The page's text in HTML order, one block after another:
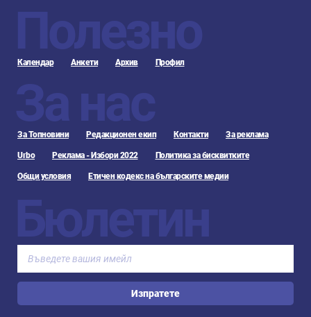
Полезно
Календар Анкети Архив Профил
За нас
За Топновини Редакционен екип Контакти За реклама
Urbo Реклама - Избори 2022 Политика за бисквитките
Общи условия Етичен кодекс на българските медии
Бюлетин
Изпратете